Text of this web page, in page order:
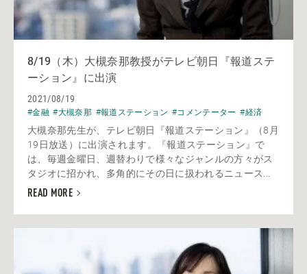
8/19（木）大槻奈那教授がテレビ朝日『報道ステ
ーション』に出演
2021/08/19
#金融 #大槻奈那 #報道ステーション #コメンテーター #経済
大槻奈那先生が、テレビ朝日『報道ステーション』（8月
19日放送）に出演されます。『報道ステーション』で
は、毎週金曜日、週替わりで様々なジャンルの方々がス
タジオに招かれ、多角的にその日に扱われるニュース...
READ MORE